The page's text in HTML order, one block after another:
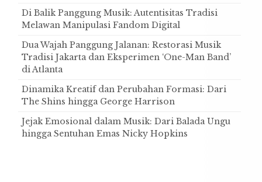
Di Balik Panggung Musik: Autentisitas Tradisi
Melawan Manipulasi Fandom Digital
Dua Wajah Panggung Jalanan: Restorasi Musik
Tradisi Jakarta dan Eksperimen ‘One-Man Band’
di Atlanta
Dinamika Kreatif dan Perubahan Formasi: Dari
The Shins hingga George Harrison
Jejak Emosional dalam Musik: Dari Balada Ungu
hingga Sentuhan Emas Nicky Hopkins